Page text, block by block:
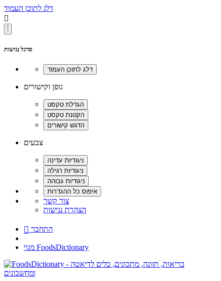
דלג לתוכן העמוד

סרגל נגישות
גופן וקישורים
צבעים
צור קשר
הצהרת נגישות
 התחבר
מנוי FoodsDictionary